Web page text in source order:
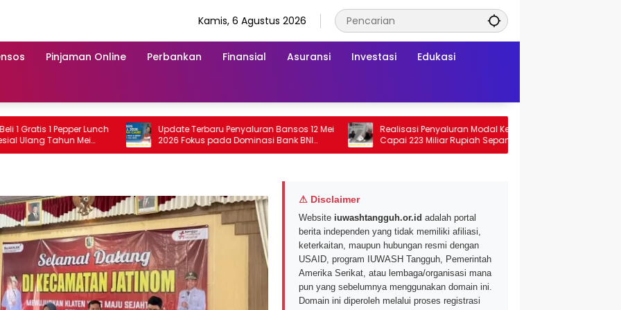
Kamis, 6 Agustus 2026
Pinjaman Online Perbankan Finansial Asuransi Investasi Edukasi
1 Pepper Lunch
Tahun Mei
Update Terbaru Penyaluran Bansos 12 Mei
2026 Fokus pada Dominasi Bank BNI
serta Struk BRI
Realisasi Penyaluran Modal Kerja CNAF
Capai 223 Miliar Rupiah Sepanjang Maret
2026 Ini
⚠ Disclaimer
Website iuwashtangguh.or.id adalah portal
berita independen yang tidak memiliki afiliasi,
keterkaitan, maupun hubungan resmi dengan
USAID, program IUWASH Tangguh, Pemerintah
Amerika Serikat, atau lembaga/organisasi mana
pun yang sebelumnya menggunakan domain ini.
Domain ini diperoleh melalui proses registrasi